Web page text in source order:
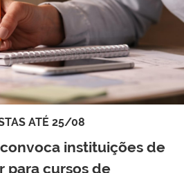
ATÉ 25/08
instituições de
para cursos de